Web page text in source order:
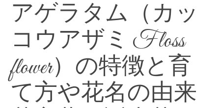
アゲラタム（カッ
コウアザミ Floss
flower）の特徴と育
て方や花名の由来